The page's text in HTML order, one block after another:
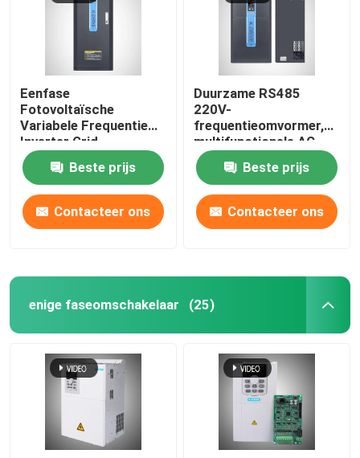
Eenfase
Fotovoltaïsche
Variabele Frequentie
Inverter Grid
Connected KD600
MPPT 220VBeste prijs
Contacteer ons
Duurzame RS485
220V-
frequentieomvormer,
multifunctionele AC-
Beste prijs
Contacteer ons
enige faseomschakelaar (25)